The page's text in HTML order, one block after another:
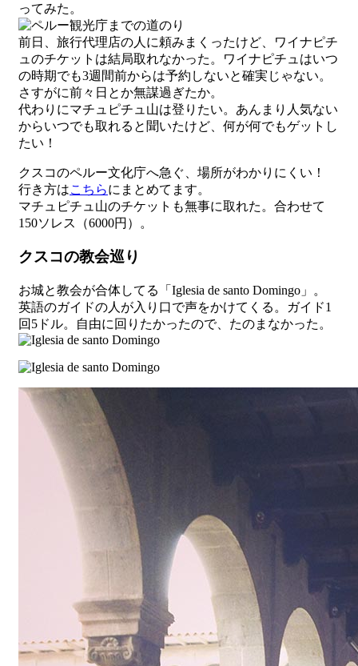
ってみた。
前日、旅行代理店の人に頼みまくったけど、ワイナピチ
ュのチケットは結局取れなかった。ワイナピチュはいつ
の時期でも3週間前からは予約しないと確実じゃない。
さすがに前々日とか無謀過ぎたか。
代わりにマチュピチュ山は登りたい。あんまり人気ない
からいつでも取れると聞いたけど、何が何でもゲットし
たい！
クスコのペルー文化庁へ急ぐ、場所がわかりにくい！
行き方はこちらにまとめてます。
マチュピチュ山のチケットも無事に取れた。合わせて
150ソレス（6000円）。
クスコの教会巡り
お城と教会が合体してる「Iglesia de santo Domingo」。
英語のガイドの人が入り口で声をかけてくる。ガイド1
回5ドル。自由に回りたかったので、たのまなかった。